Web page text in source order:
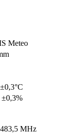
Meteo
MHz